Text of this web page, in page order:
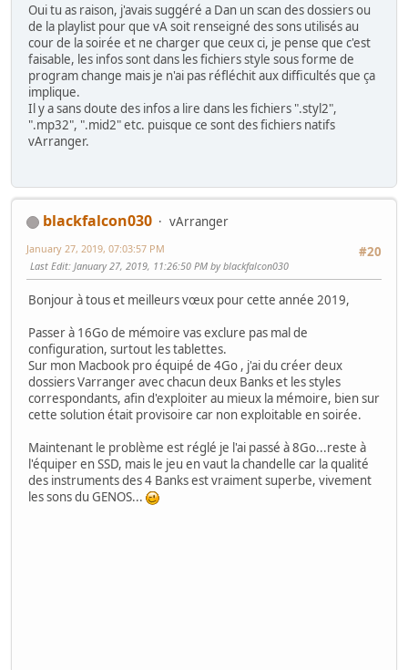
Oui tu as raison, j'avais suggéré a Dan un scan des dossiers ou
de la playlist pour que vA soit renseigné des sons utilisés au
cour de la soirée et ne charger que ceux ci, je pense que c'est
faisable, les infos sont dans les fichiers style sous forme de
program change mais je n'ai pas réfléchit aux difficultés que ça
implique.
Il y a sans doute des infos a lire dans les fichiers ".styl2",
".mp32", ".mid2" etc. puisque ce sont des fichiers natifs
vArranger.
blackfalcon030
vArranger
#20
January 27, 2019, 07:03:57 PM
Last Edit: January 27, 2019, 11:26:50 PM by blackfalcon030
Bonjour à tous et meilleurs vœux pour cette année 2019,
Passer à 16Go de mémoire vas exclure pas mal de
configuration, surtout les tablettes.
Sur mon Macbook pro équipé de 4Go , j'ai du créer deux
dossiers Varranger avec chacun deux Banks et les styles
correspondants, afin d'exploiter au mieux la mémoire, bien sur
cette solution était provisoire car non exploitable en soirée.
Maintenant le problème est réglé je l'ai passé à 8Go...reste à
l'équiper en SSD, mais le jeu en vaut la chandelle car la qualité
des instruments des 4 Banks est vraiment superbe, vivement
les sons du GENOS...